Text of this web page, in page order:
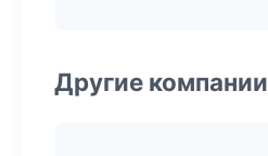
Другие компании